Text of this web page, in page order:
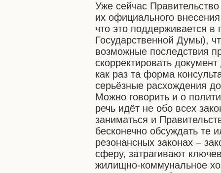
Уже сейчас
их официального
что это поддерживается
Государственной Думы),
возможные последствия
скорректировать
как раз та форма
серьёзные расхождения
Можно говорить и о
речь идёт не обо всех
заниматься и
бесконечно обсуждать те
резонансных законах –
сферу, затрагивают
жилищно-коммунальное